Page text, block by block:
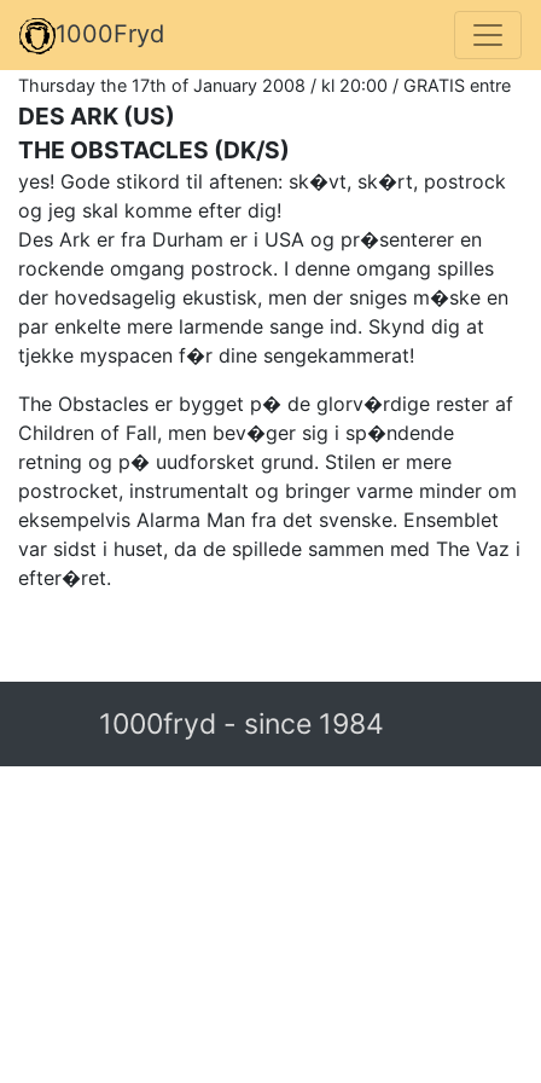
1000Fryd
Thursday the 17th of January 2008 / kl 20:00 / GRATIS entre
DES ARK (US)
THE OBSTACLES (DK/S)
yes! Gode stikord til aftenen: sk�vt, sk�rt, postrock
og jeg skal komme efter dig!
Des Ark er fra Durham er i USA og pr�senterer en
rockende omgang postrock. I denne omgang spilles
der hovedsagelig ekustisk, men der sniges m�ske en
par enkelte mere larmende sange ind. Skynd dig at
tjekke myspacen f�r dine sengekammerat!
The Obstacles er bygget p� de glorv�rdige rester af
Children of Fall, men bev�ger sig i sp�ndende
retning og p� uudforsket grund. Stilen er mere
postrocket, instrumentalt og bringer varme minder om
eksempelvis Alarma Man fra det svenske. Ensemblet
var sidst i huset, da de spillede sammen med The Vaz i
efter�ret.
1000fryd - since 1984